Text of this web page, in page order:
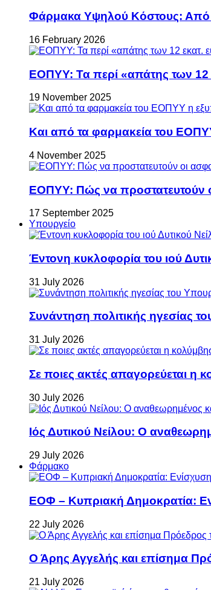
Φάρμακα Υψηλού Κόστους: Από
16 February 2026
ΕΟΠΥΥ: Τα περί «απάτης των 12
19 November 2025
Και από τα φαρμακεία του
4 November 2025
ΕΟΠΥΥ: Πώς να προστατευτούν
17 September 2025
Υπουργείο
Έντονη κυκλοφορία του ιού
31 July 2026
Συνάντηση πολιτικής ηγεσίας
31 July 2026
Σε ποιες ακτές απαγορεύεται η
30 July 2026
Ιός Δυτικού Νείλου: Ο
29 July 2026
Φάρμακο
ΕΟΦ – Κυπριακή Δημοκρατία:
22 July 2026
Ο Άρης Αγγελής και επίσημα
21 July 2026